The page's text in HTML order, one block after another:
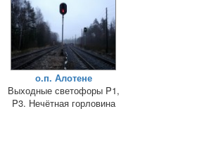
о.п. Алотене
Выходные светофоры P1,
P3. Нечётная горловина